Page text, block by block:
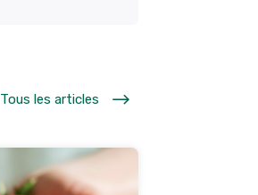
$
Tous les articles